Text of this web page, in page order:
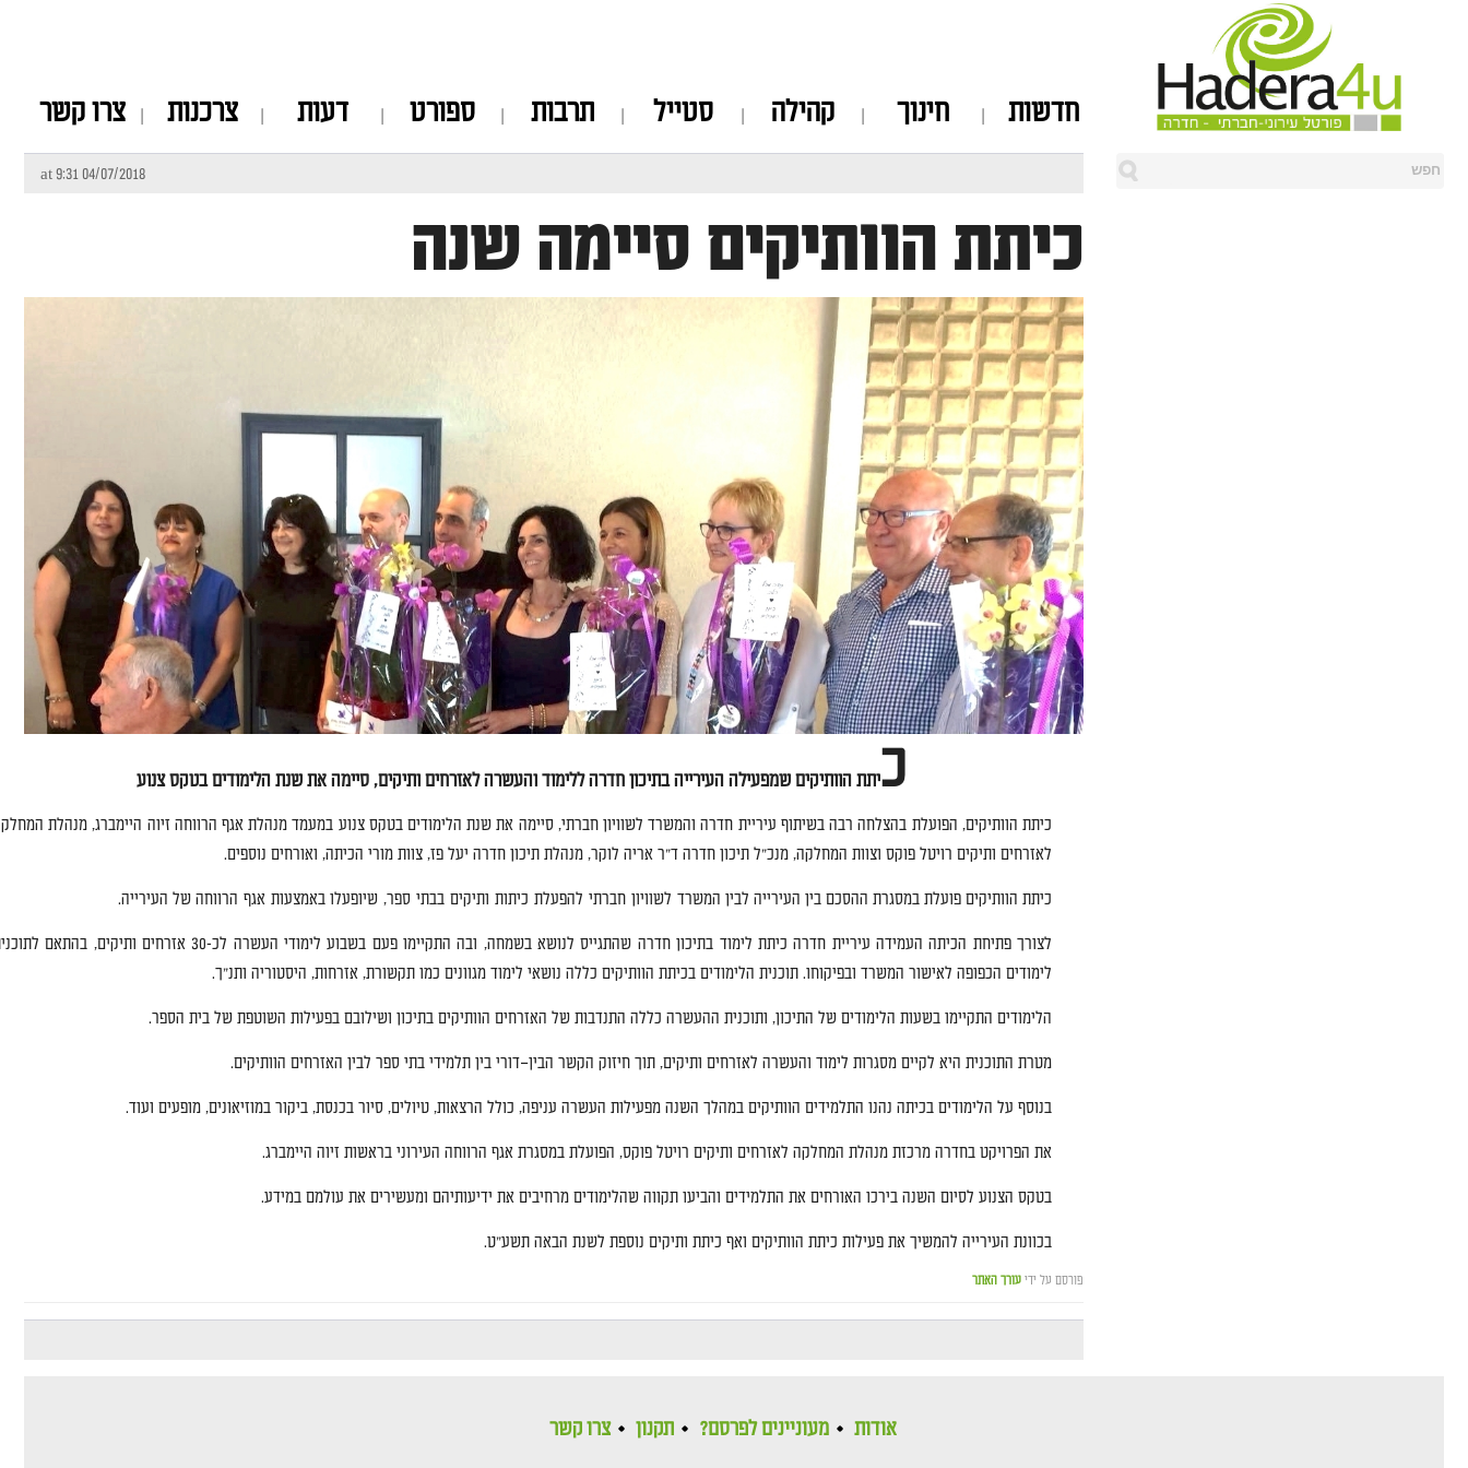
חדשות חינוך קהילה סטייל תרבות ספורט דעות צרכנות צרו קשר
04/07/2018 at 9:31
כיתת הוותיקים סיימה שנה
כיתת הוותיקים שמפעילה העירייה בתיכון חדרה ללימוד והעשרה לאזרחים ותיקים, סיימה את שנת הלימודים בטקס צנוע
כיתת הוותיקים, הפועלת בהצלחה רבה בשיתוף עיריית חדרה והמשרד לשוויון חברתי, סיימה את שנת הלימודים בטקס צנוע במעמד מנהלת אגף הרווחה זיוה היימברג, מנהלת
לאזרחים ותיקים רויטל פוקס וצוות המחלקה,מנכ"ל תיכון חדרה ד"ר אריה לוקר,מנהלת תיכון חדרה יעל פז,צוות מורי הכיתה, ואורחים נוספים.
כיתת הוותיקים פועלת במסגרת ההסכם בין העירייה לבין המשרד לשוויון חברתי להפעלת כיתות ותיקים בבתי ספר, שיופעלו באמצעות אגף הרווחה של העירייה.
לצורך פתיחת הכיתה העמידה עיריית חדרה כיתת לימוד בתיכון חדרה שהתגייס לנושא בשמחה, ובה התקיימו פעם בשבוע לימודי העשרה לכ-30 אזרחים ותיקים, בהתאם
לימודים הכפופה לאישור המשרד ובפיקוחו.תוכנית הלימודים בכיתת הוותיקים כללה נושאי לימוד מגוונים כמו תקשורת,אזרחות, היסטוריה ותנ"ך.
הלימודים התקיימו בשעות הלימודים של התיכון, ותוכנית ההעשרה כללה התנדבות של האזרחים הוותיקים בתיכון ושילובם בפעילות השוטפת של בית הספר.
מטרת התוכנית היא לקיים מסגרות לימוד והעשרה לאזרחים ותיקים,תוך חיזוק הקשר הבין–דורי בין תלמידי בתי ספר לבין האזרחים הוותיקים.
בנוסף על הלימודים בכיתה נהנו התלמידים הוותיקים במהלך השנה מפעילות העשרה עניפה, כולל הרצאות,טיולים, סיור בכנסת,ביקור במוזיאונים,מופעים ועוד.
את הפרויקט בחדרה מרכזת מנהלת המחלקה לאזרחים ותיקים רויטל פוקס, הפועלת במסגרת אגף הרווחה העירוני בראשות זיוה היימברג.
בטקס הצנוע לסיום השנה בירכו האורחים את התלמידים והביעו תקווה שהלימודים מרחיבים את ידיעותיהם ומעשירים את עולמם במידע.
בכוונת העירייה להמשיך את פעילות כיתת הוותיקים ואף כיתת ותיקים נוספת לשנת הבאה תשע"ט.
פורסם על ידי עורך האתר
אודות מעוניינים לפרסם? תקנון צרו קשר